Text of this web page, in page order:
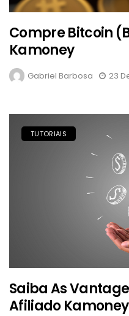
Compre Bitcoin
Kamoney
Gabriel Barbosa 23
TUTORIAIS
Saiba As
Afiliado